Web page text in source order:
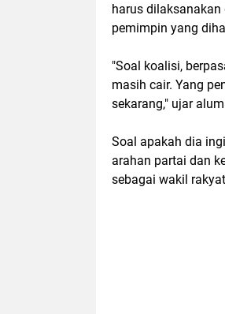
harus
pemimpin yang
"Soal koalisi,
masih cair. Yang
sekarang," ujar
Soal apakah dia
arahan partai dan
sebagai wakil